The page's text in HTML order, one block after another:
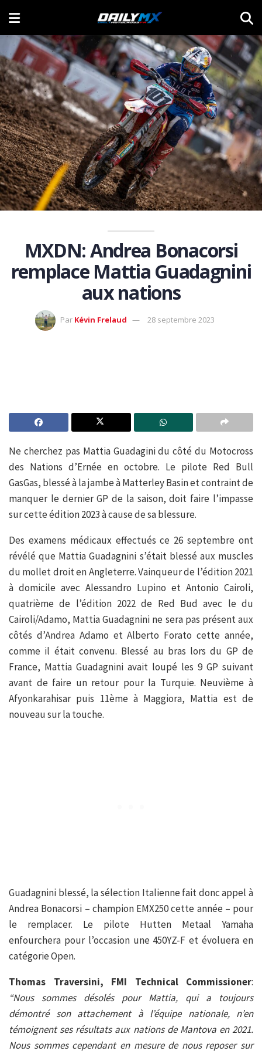
MXDN: Andrea Bonacorsi
remplace Mattia Guadagnini
aux nations
Par Kévin Frelaud 28 septembre 2023
Ne cherchez pas Mattia Guadagini du côté du Motocross
des Nations d’Ernée en octobre. Le pilote Red Bull
GasGas, blessé à la jambe à Matterley Basin et contraint de
manquer le dernier GP de la saison, doit faire l’impasse
sur cette édition 2023 à cause de sa blessure.
Des examens médicaux effectués ce 26 septembre ont
révélé que Mattia Guadagnini s’était blessé aux muscles
du mollet droit en Angleterre. Vainqueur de l’édition 2021
à domicile avec Alessandro Lupino et Antonio Cairoli,
quatrième de l’édition 2022 de Red Bud avec le du
Cairoli/Adamo, Mattia Guadagnini ne sera pas présent aux
côtés d’Andrea Adamo et Alberto Forato cette année,
comme il était convenu. Blessé au bras lors du GP de
France, Mattia Guadagnini avait loupé les 9 GP suivant
avant de faire un retour pour la Turquie. Neuvième à
Afyonkarahisar puis 11ème à Maggiora, Mattia est de
nouveau sur la touche.
Guadagnini blessé, la sélection Italienne fait donc appel à
Andrea Bonacorsi – champion EMX250 cette année – pour
le remplacer. Le pilote Hutten Metaal Yamaha
enfourchera pour l’occasion une 450YZ-F et évoluera en
catégorie Open.
Thomas Traversini, FMI Technical Commissioner:
“Nous sommes désolés pour Mattia, qui a toujours
démontré son attachement à l’équipe nationale, n’en
témoignent ses résultats aux nations de Mantova en 2021.
Nous sommes cependant en mesure de nous reposer sur